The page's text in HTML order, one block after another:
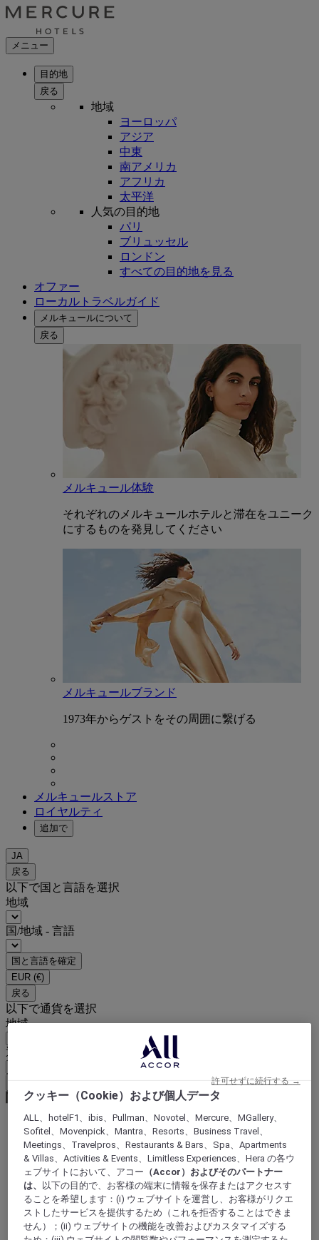
メニュー
目的地
戻る
地域
ヨーロッパ
アジア
中東
南アメリカ
アフリカ
太平洋
人気の目的地
パリ
ブリュッセル
ロンドン
すべての目的地を見る
オファー
ローカルトラベルガイド
メルキュールについて
戻る
メルキュール体験
それぞれのメルキュールホテルと滞在をユニーク
にするものを発見してください
メルキュールブランド
1973年からゲストをその周囲に繋げる
メルキュールストア
ロイヤルティ
追加で
JA
戻る
以下で国と言語を選択
地域
国/地域 - 言語
国と言語を確定
EUR (€)
戻る
以下で通貨を選択
地域
通貨
World
Europe
France
Nord-Pas-de-Calais
NORD
Tourcoing
クッキー（Cookie）および個人データ
ALL、hotelF1、ibis、Pullman、Novotel、Mercure、MGallery、
Sofitel、Movenpick、Mantra、Resorts、Business Travel、
Meetings、Travelpros、Restaurants & Bars、Spa、Apartments
& Villas、Activities & Events、Limitless Experiences、Hera の各ウ
ェブサイトにおいて、アコー （Accor）およびそのパートナー
は、
以下の目的で、お客様の端末に情報を保存またはアクセスす
ることを希望します：(i) ウェブサイトを運営し、お客様がリクエ
ストしたサービスを提供するため（これを拒否することはできま
せん）；(ii) ウェブサイトの機能を改善およびカスタマイズする
許可せずに続行する →